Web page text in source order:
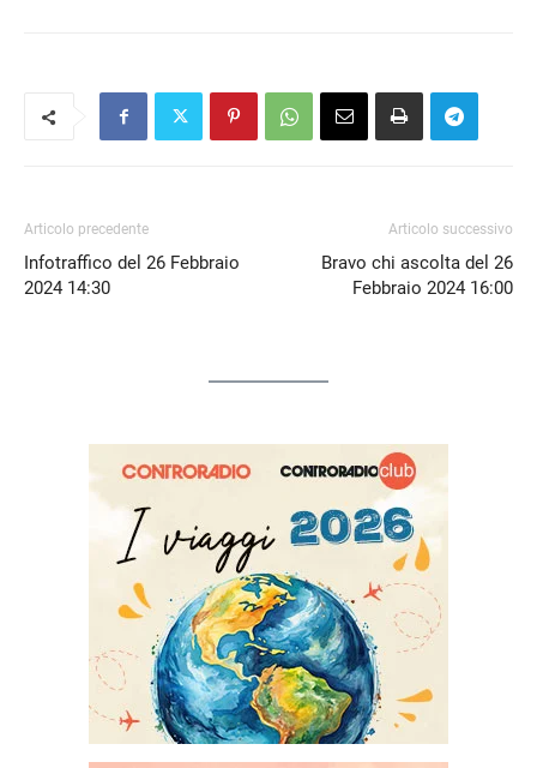
Articolo precedente
Infotraffico del 26 Febbraio
2024 14:30
Articolo successivo
Bravo chi ascolta del 26
Febbraio 2024 16:00